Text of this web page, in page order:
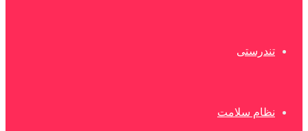
تندرستی
نظام سلامت